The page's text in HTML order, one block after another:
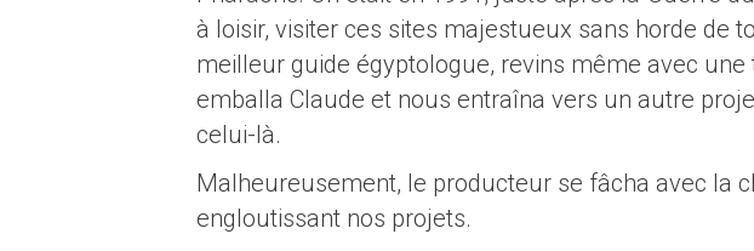
à loisir, visiter ces sites majestueux sans horde de
meilleur guide égyptologue, revins même avec
emballa Claude et nous entraîna vers un autre
celui-là.
Malheureusement, le producteur se fâcha avec la
engloutissant nos projets.